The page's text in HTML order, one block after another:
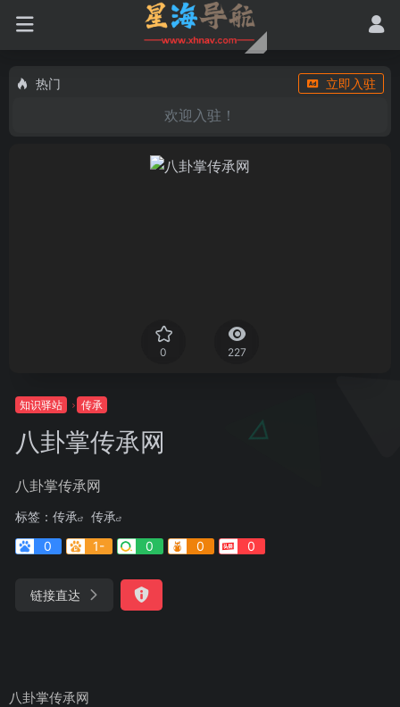
热门 立即入驻
欢迎入驻！
0 227
知识驿站 传承
八卦掌传承网
八卦掌传承网
标签： 传承
传承
0
1- 0 0 0
链接直达
八卦掌传承网